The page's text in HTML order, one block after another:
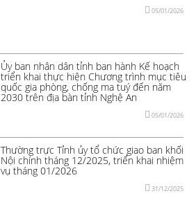
05/01/2026
Ủy ban nhân dân tỉnh ban hành Kế hoạch
triển khai thực hiện Chương trình mục tiêu
quốc gia phòng, chống ma tuý đến năm
2030 trên địa bàn tỉnh Nghệ An
05/01/2026
Thường trực Tỉnh ủy tổ chức giao ban khối
Nội chính tháng 12/2025, triển khai nhiệm
vụ tháng 01/2026
31/12/2025